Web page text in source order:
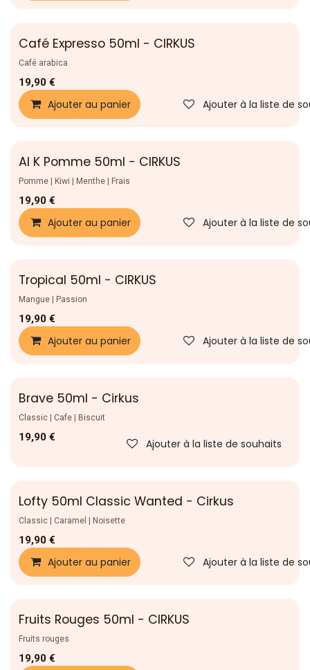
Nouveau !
Café Expresso 50ml - CIRKUS
Café arabica
19,90 €
Ajouter au panier Ajouter à la liste de
Nouveau !
Al K Pomme 50ml - CIRKUS
Pomme | Kiwi | Menthe | Frais
19,90 €
Ajouter au panier Ajouter à la liste de
Nouveau !
Tropical 50ml - CIRKUS
Mangue | Passion
19,90 €
Ajouter au panier Ajouter à la liste de
Brave 50ml - Cirkus
Classic | Cafe | Biscuit
19,90 € Ajouter à la liste de souhaits
Lofty 50ml Classic Wanted - Cirkus
Classic | Caramel | Noisette
19,90 €
Ajouter au panier Ajouter à la liste de
Fruits Rouges 50ml - CIRKUS
Fruits rouges
19,90 €